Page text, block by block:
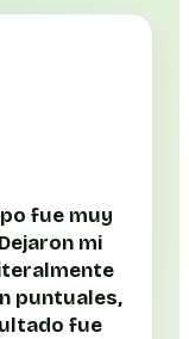
fue muy
mi
puntuales,
fue